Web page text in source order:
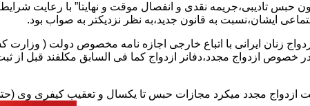
حبس تادیبی،جریمه نقدی و انفصال موقت و نهایتا” با رعایت
ایشان،نسبت به قانون جدید،به نظر نزدیکتر به صواب بود.
توجه به عدم نسخ ماده ۱۶ قانون حمایت از خانواده مصوب ۱۳۵۳در خصوص ازدواج مجدد،دفانر ازدواج
ازدواج مجدد میکرد مجازات حبس تا یکسال و تعقیب کیفری